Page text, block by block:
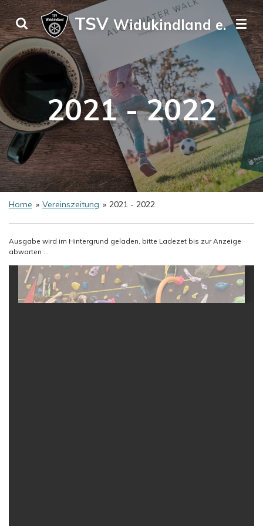
Zum
Hauptinhalt
springen
TSVWidukindland e. V.
2021 - 2022
Home » Vereinszeitung » 2021 - 2022
Ausgabe wird im Hintergrund geladen, bitte Ladezet bis zur Anzeige
abwarten ...